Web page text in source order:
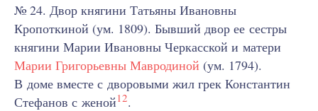
№ 24. Двор княгини Татьяны Ивановны
Кропоткиной (ум. 1809). Бывший двор ее сестры
княгини Марии Ивановны Черкасской и матери
Марии Григорьевны Мавродиной (ум. 1794).
В доме вместе с дворовыми жил грек Константин
Стефанов с женой12.